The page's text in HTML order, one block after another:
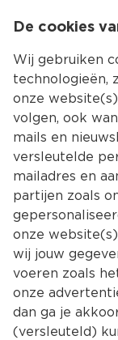
De cookies
Wij gebruiken
technologieën,
onze
volgen, ook
mails en
versleutelde
mailadres en
partijen zoals
onze
wij jouw
voeren zoals
onze
dan ga je
(versleuteld)